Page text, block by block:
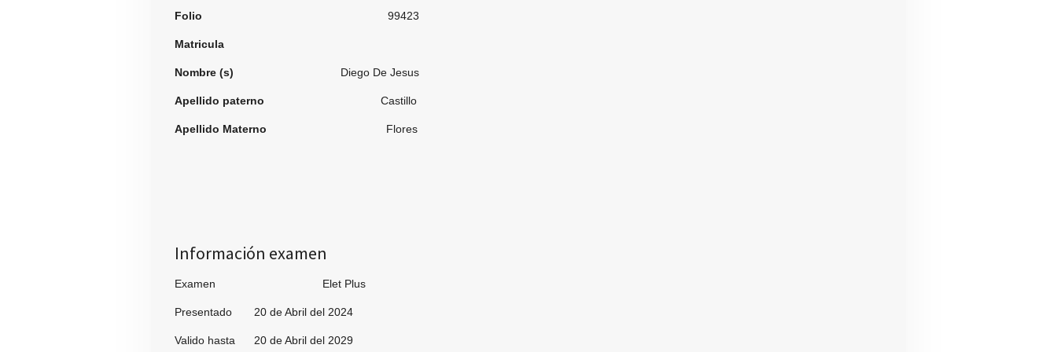
Folio 99423
Matricula
Nombre (s) Diego De Jesus
Apellido paterno Castillo
Apellido Materno Flores
Información examen
Examen Elet Plus
Presentado 20 de Abril del 2024
Valido hasta 20 de Abril del 2029